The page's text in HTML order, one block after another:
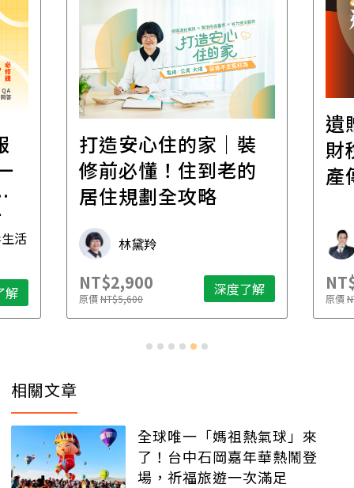
活
解
打造安心住的家｜裝
修前必懂！住到老的
居住規劃全攻略
林黛羚
NT$2,900
原價NT$5,600 深度了解
遺
財
產
原價
相關文章
全球唯一「媽祖熱氣球」來
了！台中石岡嘉年華熱鬧登
場，祈福旅遊一次滿足